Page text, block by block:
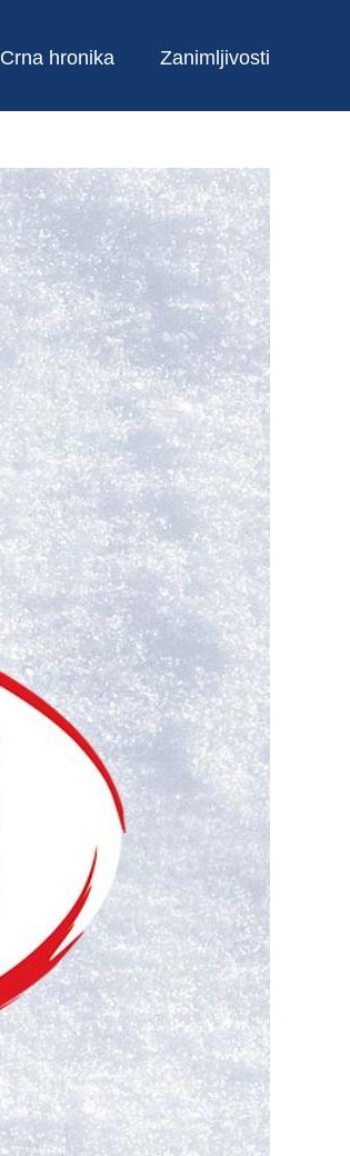
Crna hronika Zanimljivosti